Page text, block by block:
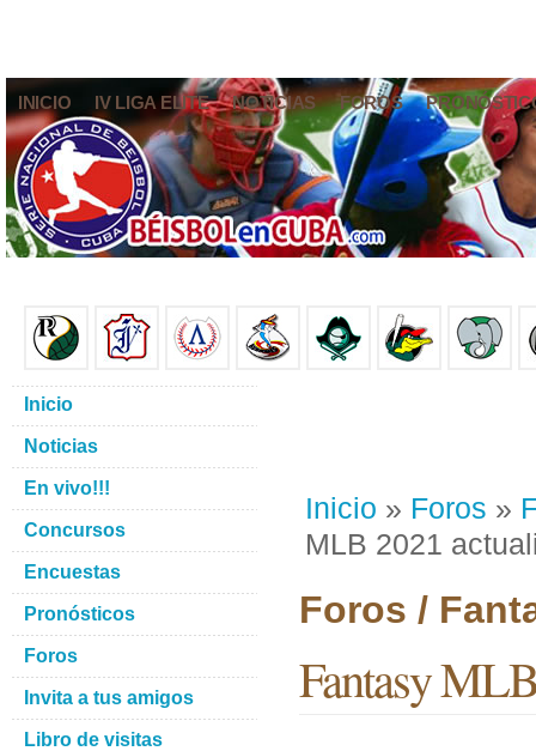
INICIO IV LIGA ELITE NOTICIAS FOROS
Inicio » Foros »
MLB 2021
Foros /
Fantasy
Inicio
Noticias
En vivo!!!
Concursos
Encuestas
Pronósticos
Foros
Invita a tus amigos
Libro de visitas